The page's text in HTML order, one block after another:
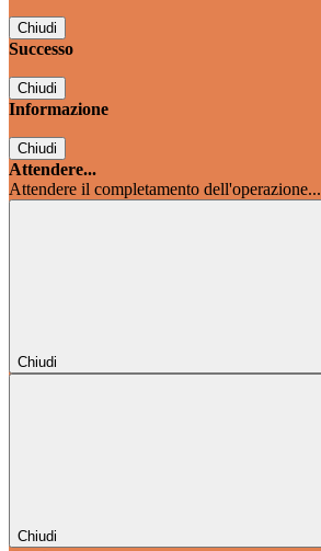
Chiudi
Successo
Chiudi
Informazione
Chiudi
Attendere...
Attendere il completamento dell'operazione...
Chiudi
Chiudi